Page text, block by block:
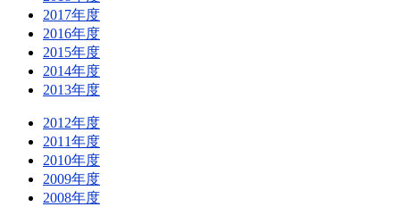
2017年度
2016年度
2015年度
2014年度
2013年度
2012年度
2011年度
2010年度
2009年度
2008年度